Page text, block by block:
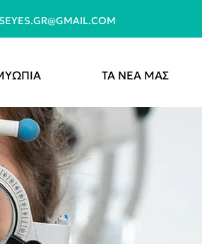
ΤΑ ΝΕΑ ΜΑΣ